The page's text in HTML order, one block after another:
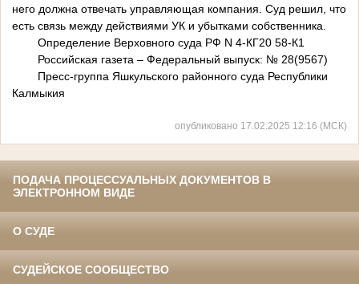
него должна отвечать управляющая компания. Суд решил, что
есть связь между действиями УК и убытками собственника.
Определение Верховного суда РФ N 4-КГ20 58-К1
Российская газета – Федеральный выпуск: № 28(9567)
Пресс-группа Яшкульского районного суда Республики
Калмыкия
опубликовано 17.02.2025 12:16 (МСК)
ПОДАЧА ПРОЦЕССУАЛЬНЫХ ДОКУМЕНТОВ В
ЭЛЕКТРОННОМ ВИДЕ
О СУДЕ
СУДЕЙСКОЕ СООБЩЕСТВО